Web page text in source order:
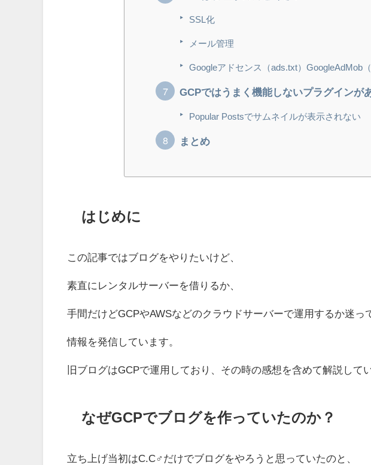
SSL化
メール管理
Googleアドセンス（ads.txt）GoogleAdMob
GCPではうまく機能しないプラグインが
Popular Postsでサムネイルが表示されない
まとめ
はじめに
この記事ではブログをやりたいけど、
素直にレンタルサーバーを借りるか、
手間だけどGCPやAWSなどのクラウドサーバーで運用するか迷っ
情報を発信しています。
旧ブログはGCPで運用しており、その時の感想を含めて解説して
なぜGCPでブログを作っていたのか？
立ち上げ当初はC.C♂だけでブログをやろうと思っていたのと、